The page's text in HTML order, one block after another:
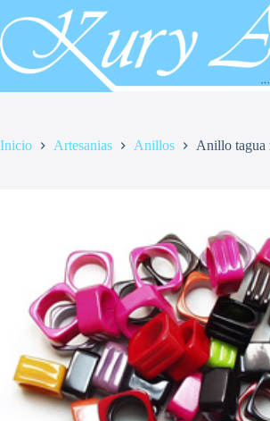
al
contenido
Inicio Artesanias Anillos Anillo tagua